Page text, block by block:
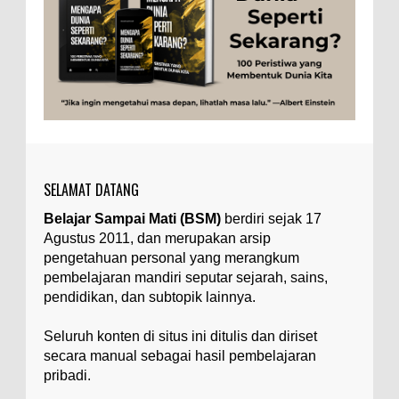
Tubuh Manusia
Umum
Ilustrasi/zdnet.com Ini adalah catatan penutup
untuk dua catatan saya sebelumnya ( Judi Togel
dan Impian Tolol Kaya Mendadak dan Tidak Ada ...
Apa yang Disebut Impurities?
Apa yang Disebut Badan Golgi?
Ilustrasi/utakatikotak.com Badan Golgi (disebut
pula aparatus Golgi, kompleks Golgi, atau
diktiosom) adalah organel yang dikaitkan
denga...
Apakah UFO Benar-benar Ada?
Ilustrasi/istimewa Sebagian orang percaya UFO
UFO benar-benar tidak ada. Manakah yang
benar...
SELAMAT DATANG
Belajar Sampai Mati (BSM) berdiri sejak 17
Agustus 2011, dan merupakan arsip
pengetahuan personal yang merangkum
pembelajaran mandiri seputar sejarah, sains,
pendidikan, dan subtopik lainnya.
Seluruh konten di situs ini ditulis dan diriset
secara manual sebagai hasil pembelajaran
pribadi.